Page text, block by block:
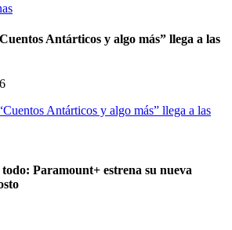
Antárticos y algo más” llega a las
Paramount+ estrena su nueva